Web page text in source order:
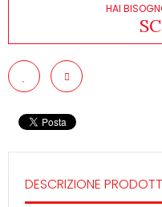
HAI
DESCRIZIONE